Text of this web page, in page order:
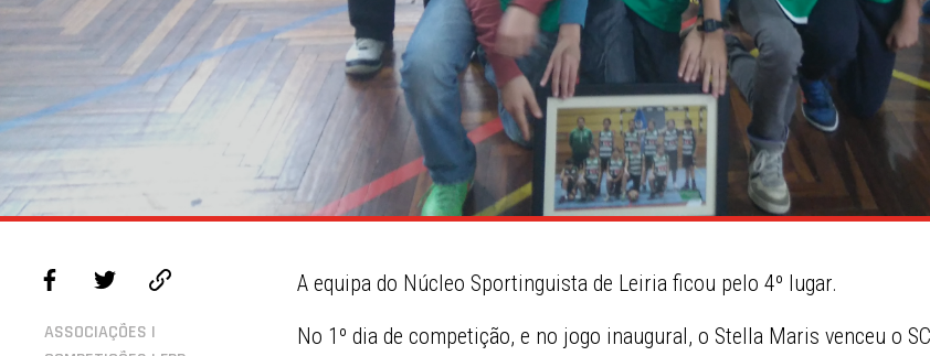
ASSOCIAÇÕES |
A equipa do Núcleo Sportinguista de Leiria ficou pelo 4º lugar.
No 1º dia de competição, e no jogo inaugural, o Stella Maris venceu o